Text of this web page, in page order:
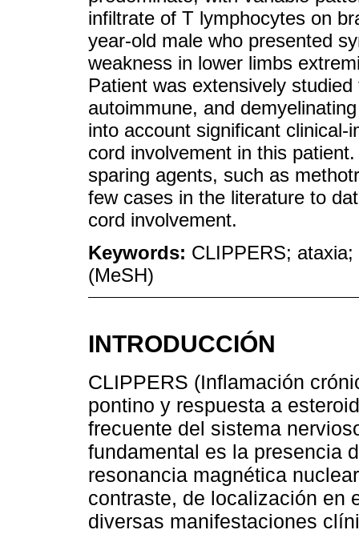
infiltrate of T lymphocytes on
year-old male who presented
weakness in lower limbs
Patient was extensively
autoimmune, and
into account significant
cord involvement in this
sparing agents, such as
few cases in the literature to
cord involvement.
Keywords: CLIPPERS;
(MeSH)
INTRODUCCIÓN
CLIPPERS (Inflamación
pontino y respuesta a
frecuente del sistema
fundamental es la presencia
resonancia magnética
contraste, de localización en
diversas manifestaciones